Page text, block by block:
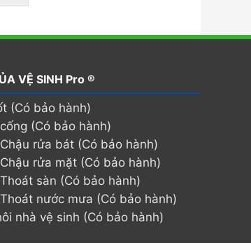
VỆ SINH Pro ®
(Có bảo hành)
(Có bảo hành)
rửa bát (Có bảo hành)
rửa mặt (Có bảo hành)
sàn (Có bảo hành)
nước mưa (Có bảo hành)
nhà vệ sinh (Có bảo hành)